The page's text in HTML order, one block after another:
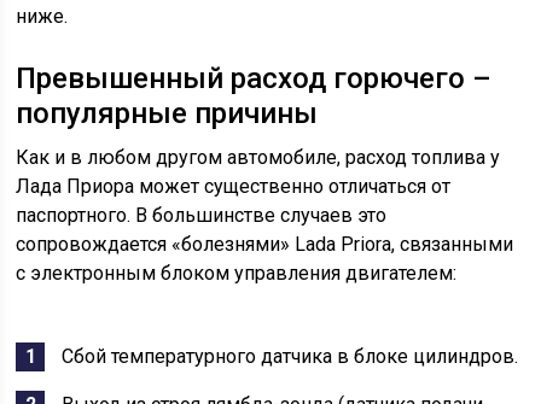
ниже.
Превышенный расход горючего –
популярные причины
Как и в любом другом автомобиле, расход топлива у
Лада Приора может существенно отличаться от
паспортного. В большинстве случаев это
сопровождается «болезнями» Lada Priora, связанными
с электронным блоком управления двигателем:
Сбой температурного датчика в блоке цилиндров.